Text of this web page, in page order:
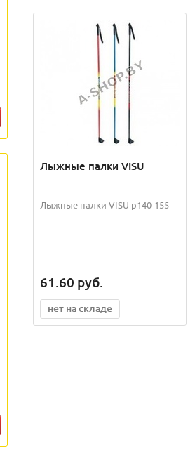
Лыжные палки VISU
Лыжные палки VISU р140-155
61.60 руб.
нет на складе